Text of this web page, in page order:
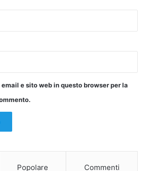
e sito web in questo browser per la
Popolare Commenti